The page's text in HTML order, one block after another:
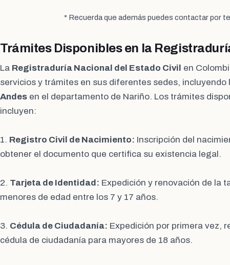
* Recuerda que además puedes contactar por
Trámites Disponibles en la
La Registraduría Nacional del Estado Civil en
servicios y trámites en sus diferentes sedes, incluyendo
Andes en el departamento de Nariño. Los trámites
incluyen:
1. Registro Civil de Nacimiento: Inscripción del
obtener el documento que certifica su existencia legal.
2. Tarjeta de Identidad: Expedición y renovación de la
menores de edad entre los 7 y 17 años.
3. Cédula de Ciudadanía: Expedición por primera vez,
cédula de ciudadanía para mayores de 18 años.